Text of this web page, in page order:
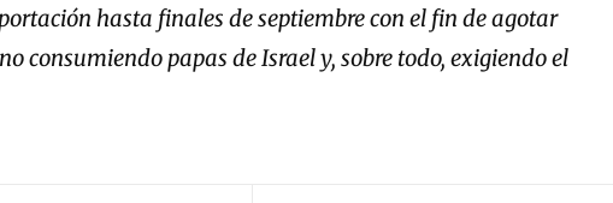
hasta finales de septiembre con el fin de agotar
consumiendo papas de Israel y, sobre todo, exigiendo el